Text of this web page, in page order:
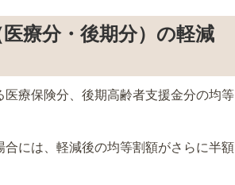
療分・後期分）の軽減
療保険分、後期高齢者支援金分の均等
には、軽減後の均等割額がさらに半額